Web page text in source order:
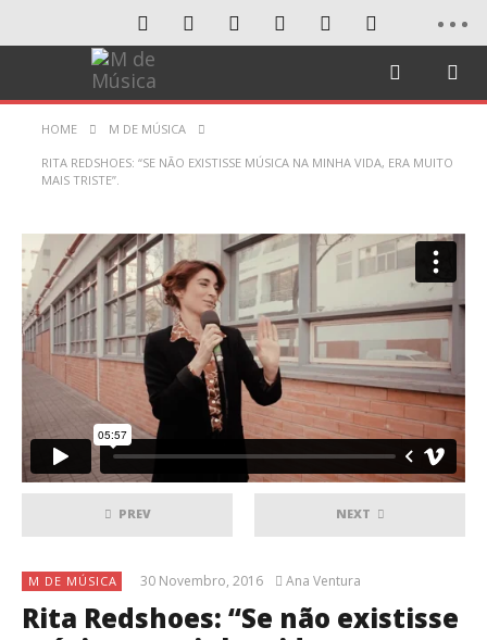
HOME M DE MÚSICA
RITA REDSHOES: “SE NÃO EXISTISSE MÚSICA NA MINHA VIDA, ERA MUITO
MAIS TRISTE”.
PREV NEXT
M DE MÚSICA 30 Novembro, 2016 Ana Ventura
Rita Redshoes: “Se não existisse